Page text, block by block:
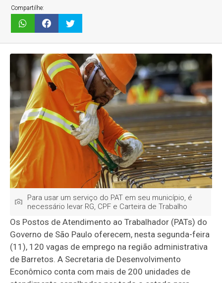
Compartilhe:
Para usar um serviço do PAT em seu município, é
necessário levar RG, CPF e Carteira de Trabalho
Os Postos de Atendimento ao Trabalhador (PATs) do
Governo de São Paulo oferecem, nesta segunda-feira
(11), 120 vagas de emprego na região administrativa
de Barretos. A Secretaria de Desenvolvimento
Econômico conta com mais de 200 unidades de